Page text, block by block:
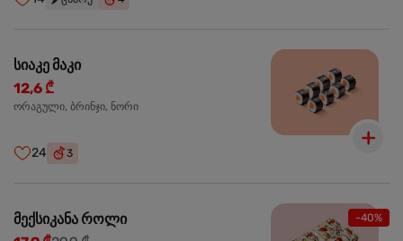
სიაკე მაკი
12,6 ₾
ორაგული, ბრინჯი, ნორი
24 3
-40%
მექსიკანა როლი